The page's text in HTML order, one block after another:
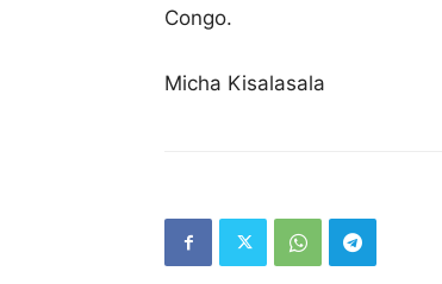
Congo.
Micha Kisalasala